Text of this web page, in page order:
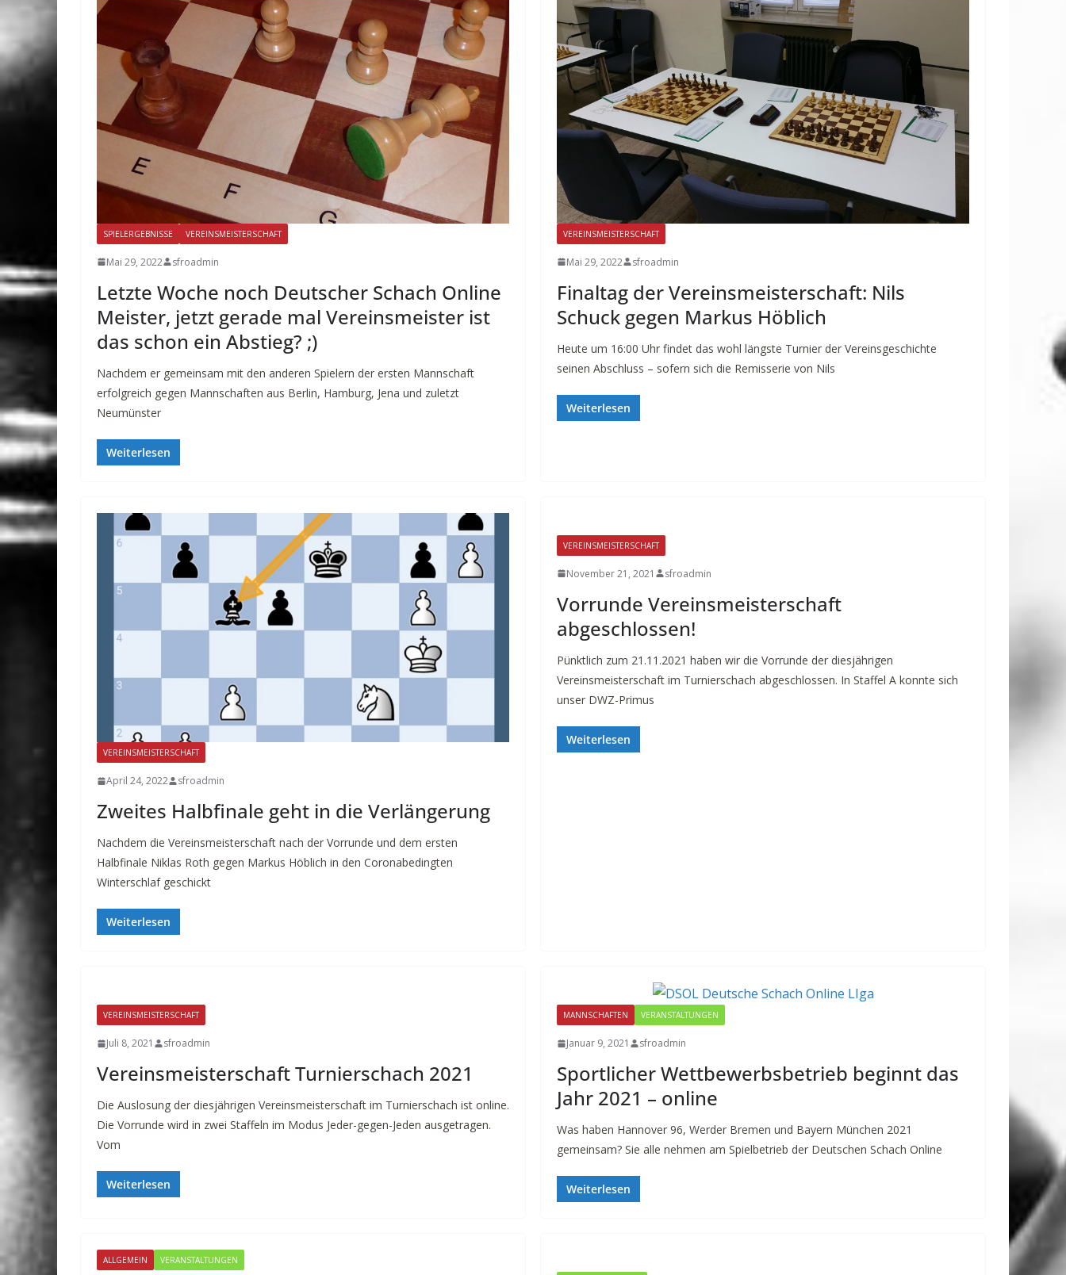
SPIELERGEBNISSE VEREINSMEISTERSCHAFT
Mai 29, 2022 sfroadmin
Letzte Woche noch Deutscher Schach Online
Meister, jetzt gerade mal Vereinsmeister ist
das schon ein Abstieg? ;)
Nachdem er gemeinsam mit den anderen Spielern der ersten Mannschaft
erfolgreich gegen Mannschaften aus Berlin, Hamburg, Jena und zuletzt
Neumünster
Weiterlesen
VEREINSMEISTERSCHAFT
Mai 29, 2022 sfroadmin
Finaltag der Vereinsmeisterschaft: Nils
Schuck gegen Markus Höblich
Heute um 16:00 Uhr findet das wohl längste Turnier der Vereinsgeschichte
seinen Abschluss – sofern sich die Remisserie von Nils
Weiterlesen
VEREINSMEISTERSCHAFT
April 24, 2022 sfroadmin
Zweites Halbfinale geht in die Verlängerung
Nachdem die Vereinsmeisterschaft nach der Vorrunde und dem ersten
Halbfinale Niklas Roth gegen Markus Höblich in den Coronabedingten
Winterschlaf geschickt
Weiterlesen
VEREINSMEISTERSCHAFT
November 21, 2021 sfroadmin
Vorrunde Vereinsmeisterschaft
abgeschlossen!
Pünktlich zum 21.11.2021 haben wir die Vorrunde der diesjährigen
Vereinsmeisterschaft im Turnierschach abgeschlossen. In Staffel A konnte sich
unser DWZ-Primus
Weiterlesen
VEREINSMEISTERSCHAFT
Juli 8, 2021 sfroadmin
Vereinsmeisterschaft Turnierschach 2021
Die Auslosung der diesjährigen Vereinsmeisterschaft im Turnierschach ist online.
Die Vorrunde wird in zwei Staffeln im Modus Jeder-gegen-Jeden ausgetragen.
Vom
Weiterlesen
MANNSCHAFTEN VERANSTALTUNGEN
Januar 9, 2021 sfroadmin
Sportlicher Wettbewerbsbetrieb beginnt das
Jahr 2021 – online
Was haben Hannover 96, Werder Bremen und Bayern München 2021
gemeinsam? Sie alle nehmen am Spielbetrieb der Deutschen Schach Online
Weiterlesen
ALLGEMEIN VERANSTALTUNGEN